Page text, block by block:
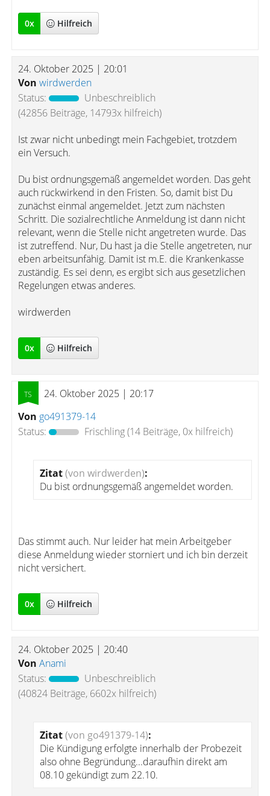
0x Hilfreich
24. Oktober 2025 | 20:01
Von wirdwerden
Status:
Unbeschreiblich
(42856 Beiträge, 14793x hilfreich)
Ist zwar nicht unbedingt mein Fachgebiet, trotzdem
ein Versuch.
Du bist ordnungsgemäß angemeldet worden. Das geht
auch rückwirkend in den Fristen. So, damit bist Du
zunächst einmal angemeldet. Jetzt zum nächsten
Schritt. Die sozialrechtliche Anmeldung ist dann nicht
relevant, wenn die Stelle nicht angetreten wurde. Das
ist zutreffend. Nur, Du hast ja die Stelle angetreten, nur
eben arbeitsunfähig. Damit ist m.E. die Krankenkasse
zuständig. Es sei denn, es ergibt sich aus gesetzlichen
Regelungen etwas anderes.
wirdwerden
0x Hilfreich
24. Oktober 2025 | 20:17
Von go491379-14
Status:
Frischling(14 Beiträge, 0x hilfreich)
Zitat(von wirdwerden):
Du bist ordnungsgemäß angemeldet worden.
Das stimmt auch. Nur leider hat mein Arbeitgeber
diese Anmeldung wieder storniert und ich bin derzeit
nicht versichert.
0x Hilfreich
24. Oktober 2025 | 20:40
Von Anami
Status:
Unbeschreiblich
(40824 Beiträge, 6602x hilfreich)
Zitat(von go491379-14):
Die Kündigung erfolgte innerhalb der Probezeit
also ohne Begründung...daraufhin direkt am
08.10 gekündigt zum 22.10.